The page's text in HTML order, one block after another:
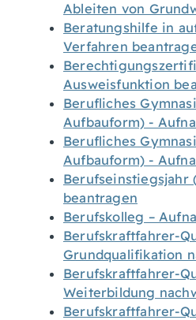
Ableiten von
Beratungshilfe in
Verfahren
Ausweisfunktion
Berufliches
Aufbauform) -
Berufliches
Aufbauform) -
Berufseinstiegsjahr
beantragen
Berufskolleg –
Berufskraftfahrer-
Grundqualifikation
Berufskraftfahrer-
Weiterbildung
Berufskraftfahrer-